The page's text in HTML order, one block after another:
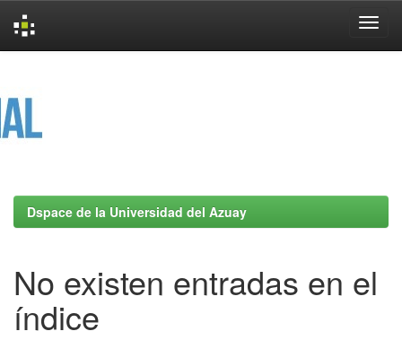
Dspace de la Universidad del Azuay
No existen entradas en el
índice